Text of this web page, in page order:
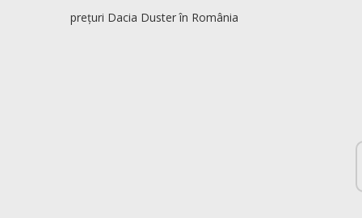
prețuri Dacia Duster în România